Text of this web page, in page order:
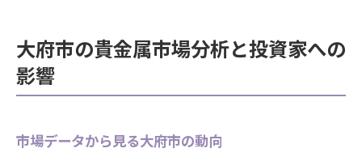
大府市の貴金属市場分析と投資家への
影響
市場データから見る大府市の動向